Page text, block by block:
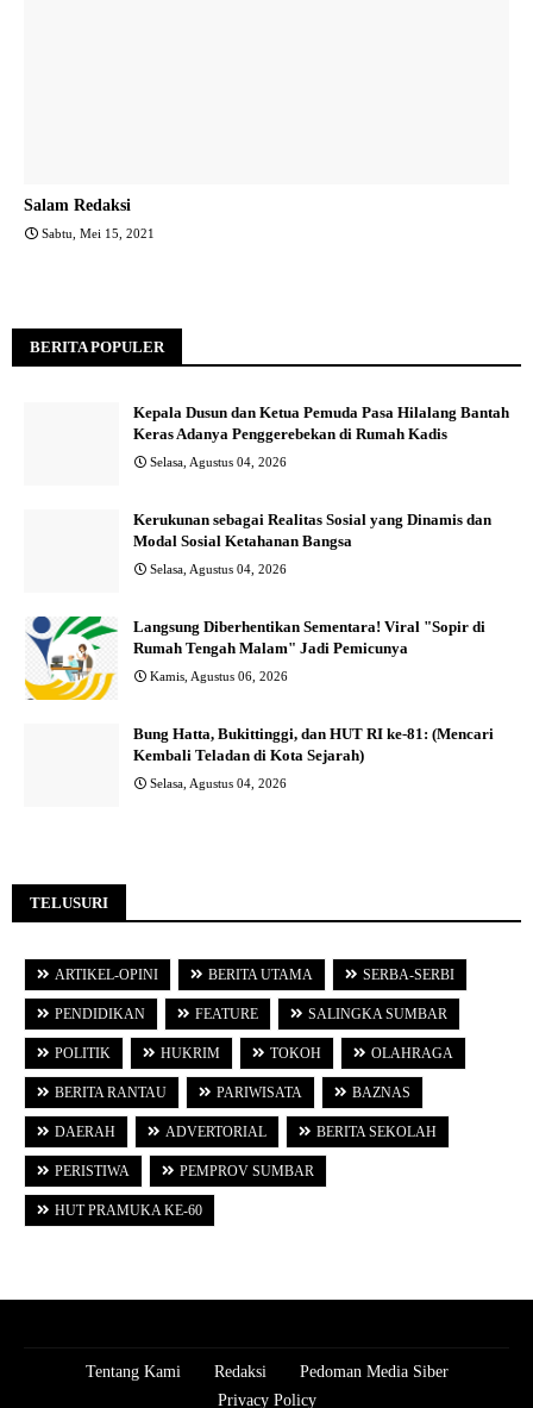
Salam Redaksi
Sabtu, Mei 15, 2021
BERITA POPULER
Kepala Dusun dan Ketua Pemuda Pasa Hilalang Bantah
Keras Adanya Penggerebekan di Rumah Kadis
Selasa, Agustus 04, 2026
Kerukunan sebagai Realitas Sosial yang Dinamis dan
Modal Sosial Ketahanan Bangsa
Selasa, Agustus 04, 2026
Langsung Diberhentikan Sementara! Viral "Sopir di
Rumah Tengah Malam" Jadi Pemicunya
Kamis, Agustus 06, 2026
Bung Hatta, Bukittinggi, dan HUT RI ke-81: (Mencari
Kembali Teladan di Kota Sejarah)
Selasa, Agustus 04, 2026
TELUSURI
ARTIKEL-OPINI BERITA UTAMA SERBA-SERBI
PENDIDIKAN FEATURE SALINGKA SUMBAR
POLITIK HUKRIM TOKOH OLAHRAGA
BERITA RANTAU PARIWISATA BAZNAS
DAERAH ADVERTORIAL BERITA SEKOLAH
PERISTIWA PEMPROV SUMBAR
HUT PRAMUKA KE-60
Tentang Kami Redaksi
Pedoman Media Siber
Privacy Policy